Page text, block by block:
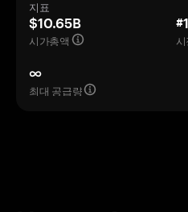
지표
$10.65B
시가총액
∞
최대 공급량